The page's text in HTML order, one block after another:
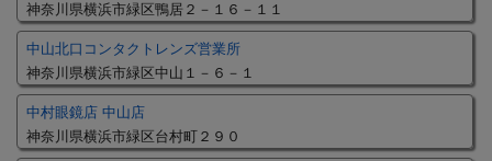
神奈川県横浜市緑区鴨居２－１６－１１
中山北口コンタクトレンズ営業所
神奈川県横浜市緑区中山１－６－１
中村眼鏡店 中山店
神奈川県横浜市緑区台村町２９０